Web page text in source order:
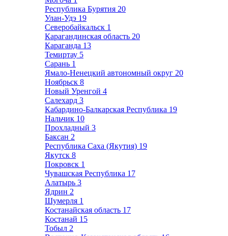
Республика Бурятия 20
Улан-Удэ 19
Северобайкальск 1
Карагандинская область 20
Караганда 13
Темиртау 5
Сарань 1
Ямало-Ненецкий автономный округ 20
Ноябрьск 8
Новый Уренгой 4
Салехард 3
Кабардино-Балкарская Республика 19
Нальчик 10
Прохладный 3
Баксан 2
Республика Саха (Якутия) 19
Якутск 8
Покровск 1
Чувашская Республика 17
Алатырь 3
Ядрин 2
Шумерля 1
Костанайская область 17
Костанай 15
Тобыл 2